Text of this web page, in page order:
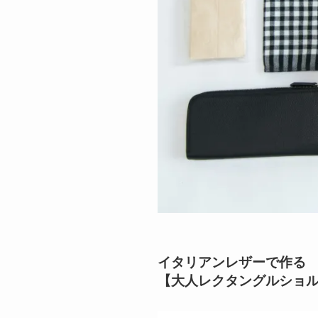
イタリアンレザーで作る
【大人レクタングルショ